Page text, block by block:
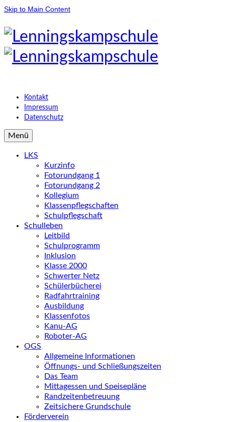
Skip to Main Content
Kontakt
Impressum
Datenschutz
Menü
LKS
Kurzinfo
Fotorundgang 1
Fotorundgang 2
Kollegium
Klassenpflegschaften
Schulpflegschaft
Schulleben
Leitbild
Schulprogramm
Inklusion
Klasse 2000
Schwerter Netz
Schülerbücherei
Radfahrtraining
Ausbildung
Klassenfotos
Kanu-AG
Roboter-AG
OGS
Allgemeine Informationen
Öffnungs- und Schließungszeiten
Das Team
Mittagessen und Speisepläne
Randzeitenbetreuung
Zeitsichere Grundschule
Förderverein